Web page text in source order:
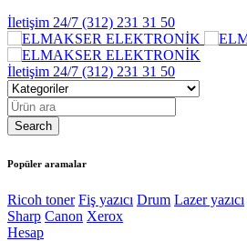
İletişim 24/7 (312) 231 31 50
İletişim 24/7 (312) 231 31 50
Popüler aramalar
Ricoh toner Fiş yazıcı Drum Lazer yazıcı
Sharp Canon Xerox
Hesap